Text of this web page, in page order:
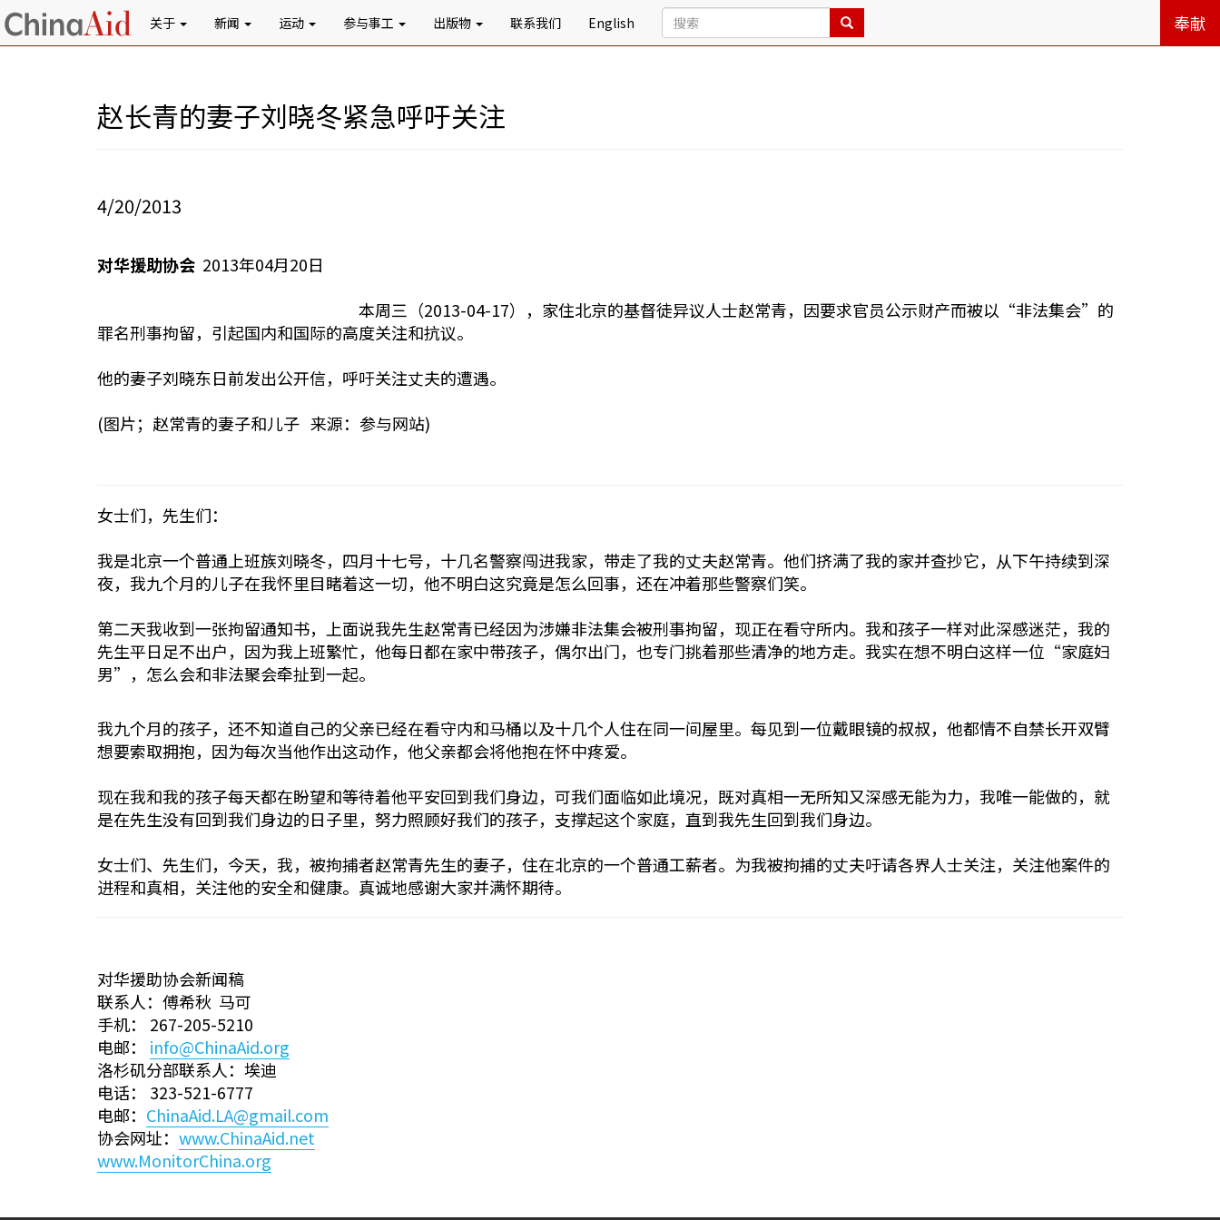
关于 新闻 运动 参与事工 出版物 联系我们 English 奉献
赵长青的妻子刘晓冬紧急呼吁关注
4/20/2013
对华援助协会 2013年04月20日
本周三（2013-04-17），家住北京的基督徒异议人士赵常青，因要求官员公示财产而被以“非法集会”的
罪名刑事拘留，引起国内和国际的高度关注和抗议。
他的妻子刘晓东日前发出公开信，呼吁关注丈夫的遭遇。
(图片；赵常青的妻子和儿子 来源：参与网站)
女士们，先生们：
我是北京一个普通上班族刘晓冬，四月十七号，十几名警察闯进我家，带走了我的丈夫赵常青。他们挤满了我的家并查抄它，从下午持续到深
夜，我九个月的儿子在我怀里目睹着这一切，他不明白这究竟是怎么回事，还在冲着那些警察们笑。
第二天我收到一张拘留通知书，上面说我先生赵常青已经因为涉嫌非法集会被刑事拘留，现正在看守所内。我和孩子一样对此深感迷茫，我的
先生平日足不出户，因为我上班繁忙，他每日都在家中带孩子，偶尔出门，也专门挑着那些清净的地方走。我实在想不明白这样一位“家庭妇
男”，怎么会和非法聚会牵扯到一起。
我九个月的孩子，还不知道自己的父亲已经在看守内和马桶以及十几个人住在同一间屋里。每见到一位戴眼镜的叔叔，他都情不自禁长开双臂
想要索取拥抱，因为每次当他作出这动作，他父亲都会将他抱在怀中疼爱。
现在我和我的孩子每天都在盼望和等待着他平安回到我们身边，可我们面临如此境况，既对真相一无所知又深感无能为力，我唯一能做的，就
是在先生没有回到我们身边的日子里，努力照顾好我们的孩子，支撑起这个家庭，直到我先生回到我们身边。
女士们、先生们，今天，我，被拘捕者赵常青先生的妻子，住在北京的一个普通工薪者。为我被拘捕的丈夫吁请各界人士关注，关注他案件的
进程和真相，关注他的安全和健康。真诚地感谢大家并满怀期待。
对华援助协会新闻稿
联系人：傅希秋 马可
手机： 267-205-5210
电邮： info@ChinaAid.org
洛杉矶分部联系人：埃迪
电话： 323-521-6777
电邮： ChinaAid.LA@gmail.com
协会网址： www.ChinaAid.net
www.MonitorChina.org